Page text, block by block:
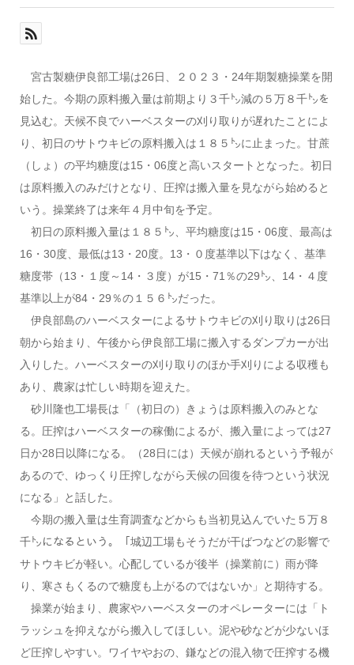
宮古製糖伊良部工場は26日、２０２３・24年期製糖操業を開
始した。今期の原料搬入量は前期より３千㌧減の５万８千㌧を
見込む。天候不良でハーベスターの刈り取りが遅れたことによ
り、初日のサトウキビの原料搬入は１８５㌧に止まった。甘蔗
（しょ）の平均糖度は15・06度と高いスタートとなった。初日
は原料搬入のみだけとなり、圧搾は搬入量を見ながら始めると
いう。操業終了は来年４月中旬を予定。
初日の原料搬入量は１８５㌧、平均糖度は15・06度、最高は
16・30度、最低は13・20度。13・０度基準以下はなく、基準
糖度帯（13・１度～14・３度）が15・71％の29㌧、14・４度
基準以上が84・29％の１５６㌧だった。
伊良部島のハーベスターによるサトウキビの刈り取りは26日
朝から始まり、午後から伊良部工場に搬入するダンプカーが出
入りした。ハーベスターの刈り取りのほか手刈りによる収穫も
あり、農家は忙しい時期を迎えた。
砂川隆也工場長は「（初日の）きょうは原料搬入のみとな
る。圧搾はハーベスターの稼働によるが、搬入量によっては27
日か28日以降になる。（28日には）天候が崩れるという予報が
あるので、ゆっくり圧搾しながら天候の回復を待つという状況
になる」と話した。
今期の搬入量は生育調査などからも当初見込んでいた５万８
千㌧になるという。「城辺工場もそうだが干ばつなどの影響で
サトウキビが軽い。心配しているが後半（操業前に）雨が降
り、寒さもくるので糖度も上がるのではないか」と期待する。
操業が始まり、農家やハーベスターのオペレーターには「ト
ラッシュを抑えながら搬入してほしい。泥や砂などが少ないほ
ど圧搾しやすい。ワイヤやおの、鎌などの混入物で圧搾する機